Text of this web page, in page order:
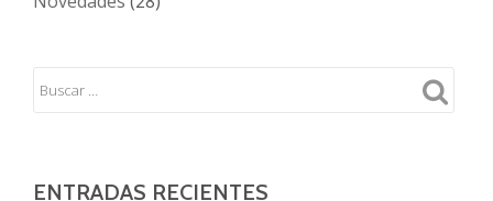
ENTRADAS RECIENTES